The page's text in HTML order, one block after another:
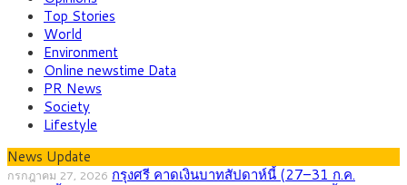
Top Stories
World
Environment
Online newstime Data
PR News
Society
Lifestyle
News Update
กรกฎาคม 27, 2026 กรุงศรี คาดเงินบาทสัปดาห์นี้ (27–31 ก.ค.